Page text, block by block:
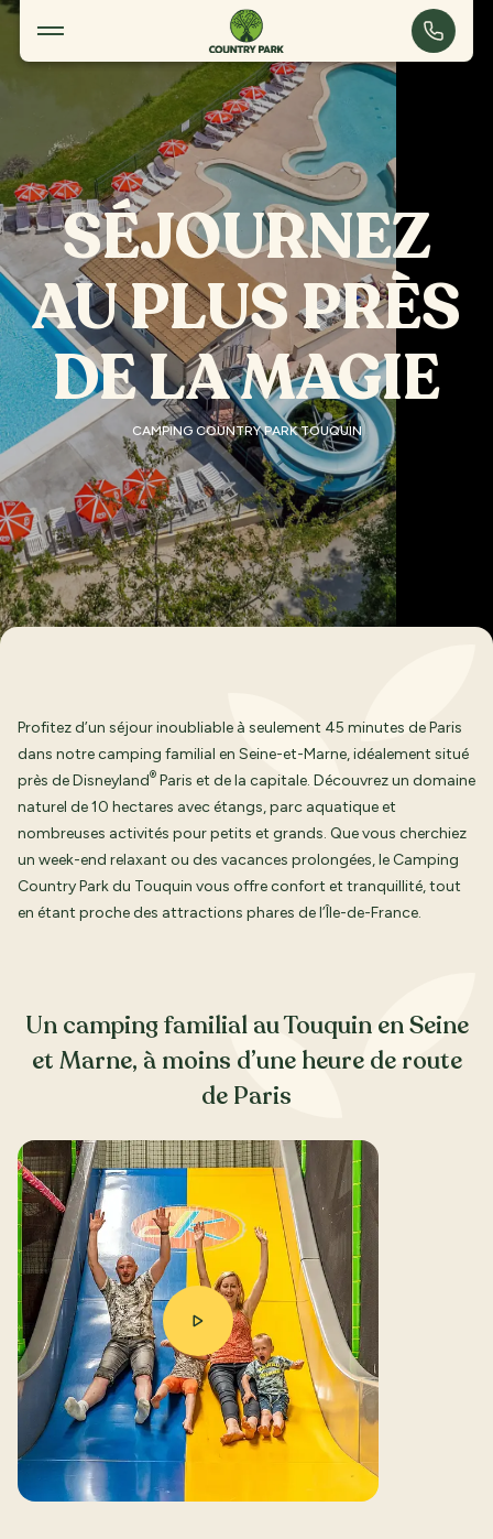
SÉJOURNEZ
AU PLUS PRÈS
DE LA MAGIE
CAMPING COUNTRY PARK TOUQUIN
Profitez d’un séjour inoubliable à seulement 45 minutes de Paris
dans notre camping familial en Seine-et-Marne, idéalement situé
près de Disneyland® Paris et de la capitale. Découvrez un domaine
naturel de 10 hectares avec étangs,parc aquatiqueet
nombreuses activités pour petits et grands. Que vous cherchiez
un week-end relaxant ou des vacances prolongées, le Camping
Country Park du Touquin vous offre confort et tranquillité, tout
en étant proche des attractions phares de l’Île-de-France.
Un camping familial au Touquin en Seine
et Marne, à moins d’une heure de route
de Paris